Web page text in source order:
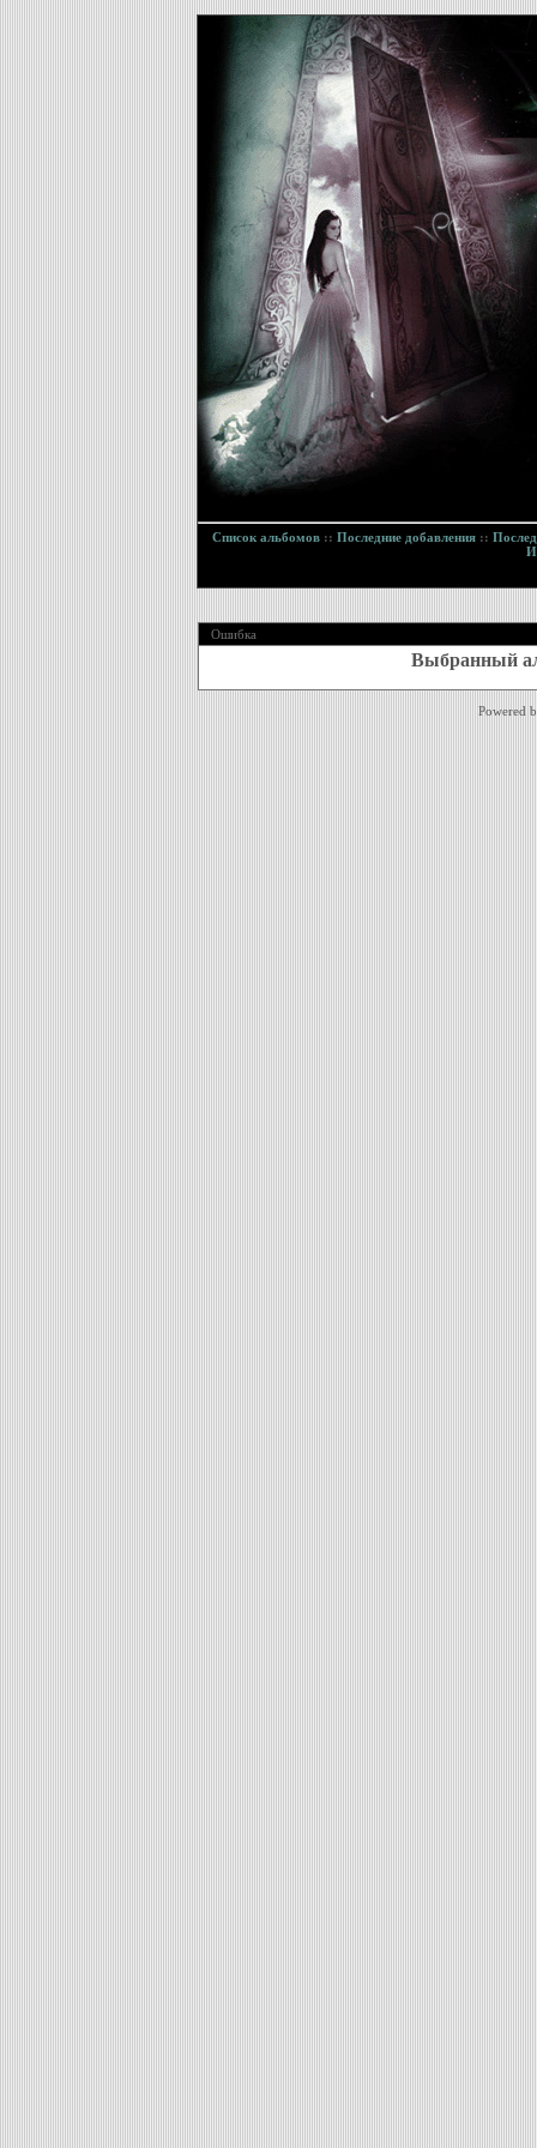
Список альбомов:: Последние добавления::
Ошибка
Выбранный
Powered